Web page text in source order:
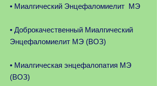
• Миалгический Энцефаломиелит МЭ
• Доброкачественный Миалгический
Энцефаломиелит MЭ (ВОЗ)
• Миалгическая энцефалопатия МЭ
(ВОЗ)